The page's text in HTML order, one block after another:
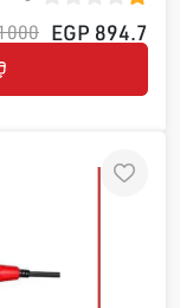
894.7 EGP
EGP